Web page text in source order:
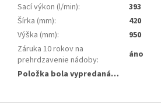
Sací výkon (l/min):
393
Šírka (mm):
420
Výška (mm):
950
Záruka 10 rokov na
prehrdzavenie nádoby:
áno
Položka bola vypredaná…